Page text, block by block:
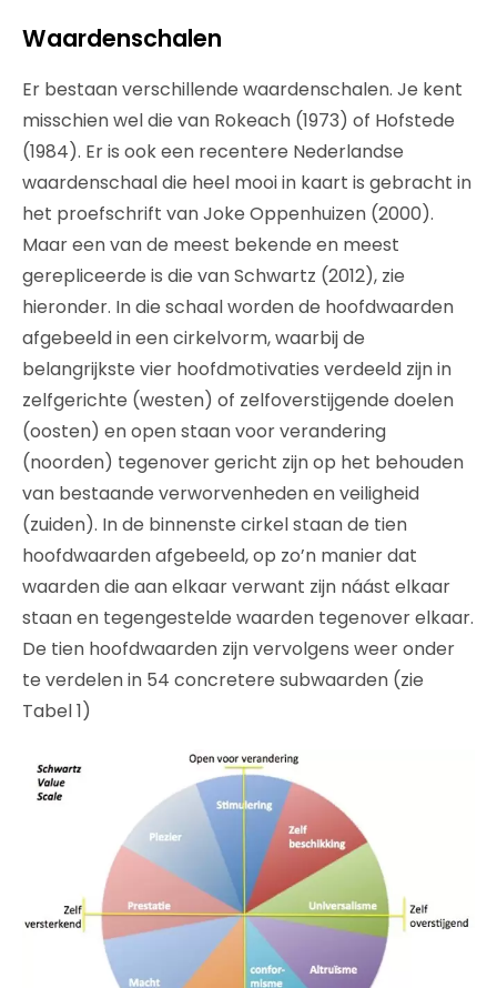
Waardenschalen
Er bestaan verschillende waardenschalen. Je kent
misschien wel die van Rokeach (1973) of Hofstede
(1984). Er is ook een recentere Nederlandse
waardenschaal die heel mooi in kaart is gebracht in
het proefschrift van Joke Oppenhuizen (2000).
Maar een van de meest bekende en meest
gerepliceerde is die van Schwartz (2012), zie
hieronder. In die schaal worden de hoofdwaarden
afgebeeld in een cirkelvorm, waarbij de
belangrijkste vier hoofdmotivaties verdeeld zijn in
zelfgerichte (westen) of zelfoverstijgende doelen
(oosten) en open staan voor verandering
(noorden) tegenover gericht zijn op het behouden
van bestaande verworvenheden en veiligheid
(zuiden). In de binnenste cirkel staan de tien
hoofdwaarden afgebeeld, op zo’n manier dat
waarden die aan elkaar verwant zijn náást elkaar
staan en tegengestelde waarden tegenover elkaar.
De tien hoofdwaarden zijn vervolgens weer onder
te verdelen in 54 concretere subwaarden (zie
Tabel 1)